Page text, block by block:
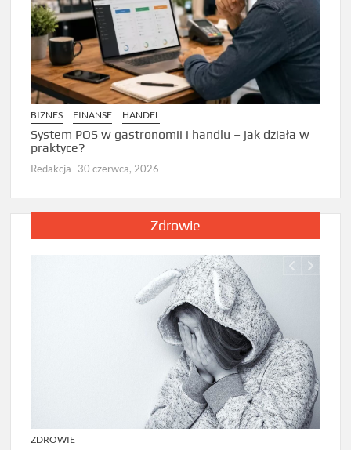
BIZNES FINANSE HANDEL
System POS w gastronomii i handlu – jak działa w
praktyce?
Redakcja 30 czerwca, 2026
Zdrowie
ZDROWIE